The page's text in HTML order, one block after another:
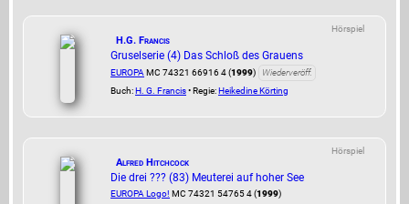
Hörspiel
H.G. Francis
Gruselserie (4) Das Schloß des Grauens
EUROPA MC 74321 66916 4 (1999)
Wiederveröff.
Buch:H. G. Francis• Regie:Heikedine Körting
Hörspiel
Alfred Hitchcock
Die drei ??? (83) Meuterei auf hoher See
EUROPA Logo! MC 74321 54765 4 (1999)